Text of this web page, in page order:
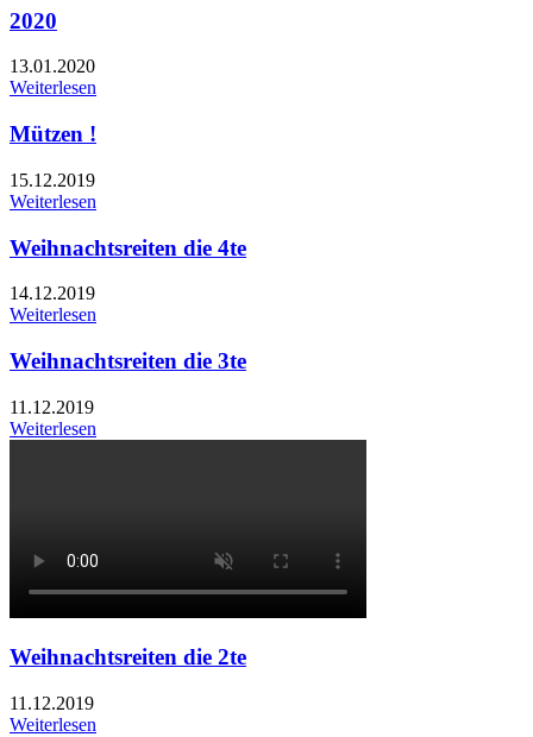
2020
13.01.2020
Weiterlesen
Mützen !
15.12.2019
Weiterlesen
Weihnachtsreiten die 4te
14.12.2019
Weiterlesen
Weihnachtsreiten die 3te
11.12.2019
Weiterlesen
Weihnachtsreiten die 2te
11.12.2019
Weiterlesen